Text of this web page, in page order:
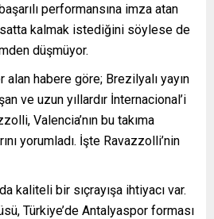
performansına imza atan
kalmak istediğini söylese de
düşmüyor.
alan habere göre; Brezilyalı yayın
ve uzun yıllardır İnternacional’i
Valencia’nın bu takıma
yorumladı. İşte Ravazzolli’nin
kaliteli bir sıçrayışa ihtiyacı var.
Türkiye’de Antalyaspor forması